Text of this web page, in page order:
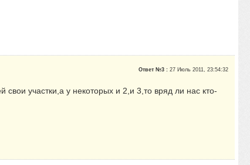
Ответ №3 :27 Июль 2011, 23:54:32
свои участки,а у некоторых и 2,и 3,то вряд ли нас кто-